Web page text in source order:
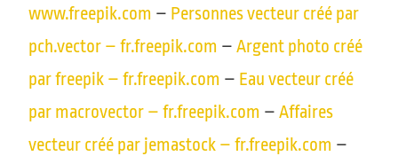
www.freepik.com – Personnes vecteur créé par
pch.vector – fr.freepik.com –Argent photo créé
par freepik – fr.freepik.com – Eau vecteur créé
par macrovector – fr.freepik.com –Affaires
vecteur créé par jemastock – fr.freepik.com –